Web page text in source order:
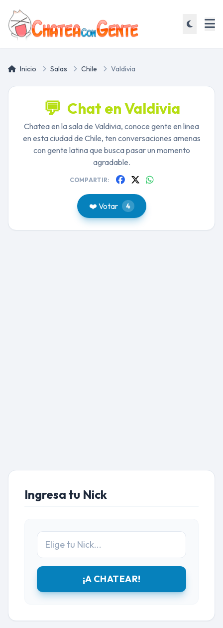
Inicio Salas Chile Valdivia
💬 Chat en Valdivia
Chatea en la sala de Valdivia, conoce gente en linea
en esta ciudad de Chile, ten conversaciones amenas
con gente latina que busca pasar un momento
agradable.
COMPARTIR:
❤️ Votar 4
Ingresa tu Nick
¡A CHATEAR!